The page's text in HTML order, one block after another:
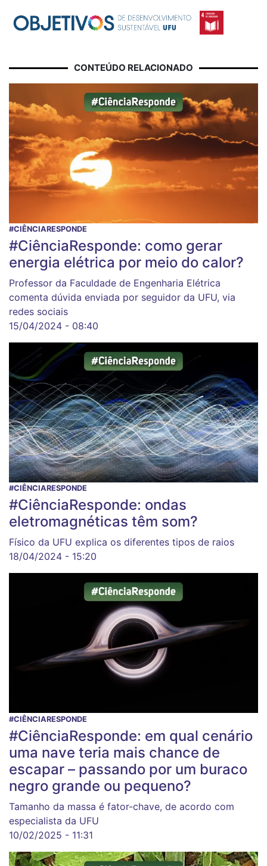
CONTEÚDO RELACIONADO
#CIÊNCIARESPONDE
#CiênciaResponde: como gerar
energia elétrica por meio do calor?
Professor da Faculdade de Engenharia Elétrica
comenta dúvida enviada por seguidor da UFU, via
redes sociais
15/04/2024 - 08:40
#CIÊNCIARESPONDE
#CiênciaResponde: ondas
eletromagnéticas têm som?
Físico da UFU explica os diferentes tipos de raios
18/04/2024 - 15:20
#CIÊNCIARESPONDE
#CiênciaResponde: em qual cenário
uma nave teria mais chance de
escapar – passando por um buraco
negro grande ou pequeno?
Tamanho da massa é fator-chave, de acordo com
especialista da UFU
10/02/2025 - 11:31